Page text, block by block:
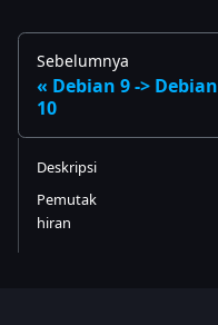
Sebelumnya
Debian 9 -> Debian
10
Deskripsi
Pemutak
hiran